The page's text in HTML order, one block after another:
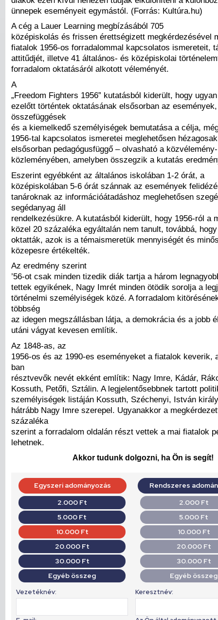
ünnepek eseményeit egymástól. (Forrás: Kultúra.hu)
A cég a Lauer Learning megbízásából 705
középiskolás és frissen érettségizett megkérdezésével
fiatalok 1956-os forradalommal kapcsolatos ismereteit,
attitűdjét, illetve 41 általános- és középiskolai
forradalom oktatásáról alkotott véleményét.
A
„Freedom Fighters 1956” kutatásból kiderült, hogy
ezelőtt történtek oktatásának elsősorban az
összefüggések
és a kiemelkedő személyiségek bemutatása a célja,
1956-tal kapcsolatos ismeretei meglehetősen
elsősorban pedagógusfüggő – olvasható a
közleményében, amelyben összegzik a kutatás
Eszerint egyébként az általános iskolában 1-2 órát, a
középiskolában 5-6 órát szánnak az események
tanároknak az információátadáshoz meglehetősen
segédanyag áll
rendelkezésükre. A kutatásból kiderült, hogy 1956-ról a
közel 20 százaléka egyáltalán nem tanult, továbbá,
oktatták, azok is a témaismeretük mennyiségét és
közepesre értékelték.
Az eredmény szerint
’56-ot csak minden tizedik diák tartja a három
tettek egyikének, Nagy Imrét minden ötödik sorolja a
történelmi személyiségek közé. A forradalom
többség
az idegen megszállásban látja, a demokrácia és a jobb
utáni vágyat kevesen említik.
Az 1848-as, az
1956-os és az 1990-es eseményeket a fiatalok keverik,
ban
résztvevők nevét ekként említik: Nagy Imre, Kádár,
Kossuth, Petőfi, Sztálin. A legjelentősebbnek tartott
személyiségek listáján Kossuth, Széchenyi, István
hátrább Nagy Imre szerepel. Ugyanakkor a
százaléka
szerint a forradalom oldalán részt vettek a mai fiatalok
lehetnek.
Akkor tudunk dolgozni, ha Ön is segít!